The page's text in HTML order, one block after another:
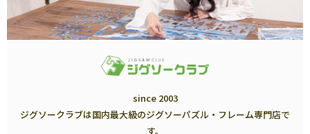
since 2003
ジグソークラブは国内最大級のジグソーパズル・フレーム専門店で
す。